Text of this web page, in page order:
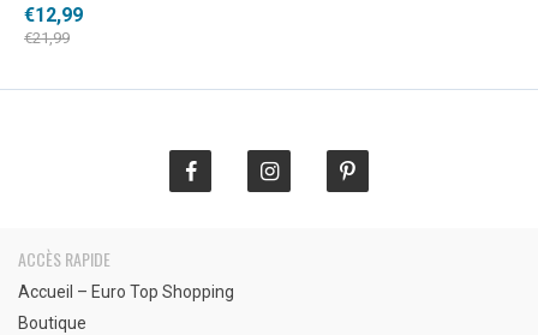
basé sur
notations
client
€21,99
Le
prix
€12,99
Le
prix
ACCÈS RAPIDE
Accueil – Euro Top Shopping
Boutique